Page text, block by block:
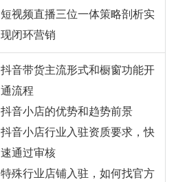
短视频直播三位一体策略剖析实
现闭环营销
抖音带货主流形式和橱窗功能开
通流程
抖音小店的优势和趋势前景
抖音小店行业入驻资质要求，快
速通过审核
特殊行业店铺入驻，如何找官方